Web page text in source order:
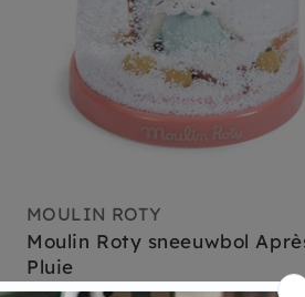
MOULIN ROTY
Moulin Roty sneeuwbol
Pluie